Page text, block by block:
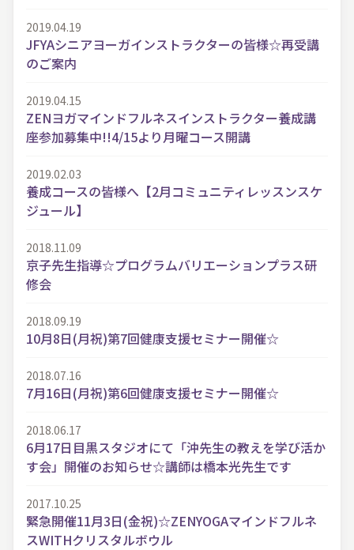
2019.04.19
JFYAシニアヨーガインストラクターの皆様☆再受講
のご案内
2019.04.15
ZENヨガマインドフルネスインストラクター養成講
座参加募集中!!4/15より月曜コース開講
2019.02.03
養成コースの皆様へ【2月コミュニティレッスンスケ
ジュール】
2018.11.09
京子先生指導☆プログラムバリエーションプラス研
修会
2018.09.19
10月8日(月祝)第7回健康支援セミナー開催☆
2018.07.16
7月16日(月祝)第6回健康支援セミナー開催☆
2018.06.17
6月17日目黒スタジオにて「沖先生の教えを学び活か
す会」開催のお知らせ☆講師は橋本光先生です
2017.10.25
緊急開催11月3日(金祝)☆ZENYOGAマインドフルネ
スWITHクリスタルボウル